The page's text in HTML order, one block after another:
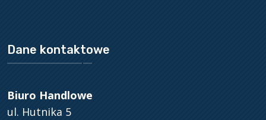
Dane kontaktowe
Biuro Handlowe
ul. Hutnika 5